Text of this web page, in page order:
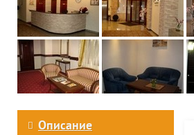
Описание